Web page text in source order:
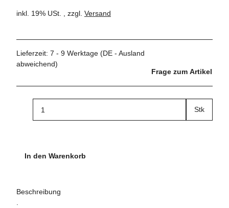
inkl. 19% USt. , zzgl. Versand
Lieferzeit: 7 - 9 Werktage (DE - Ausland
abweichend)
Frage zum Artikel
Stk
In den Warenkorb
Beschreibung